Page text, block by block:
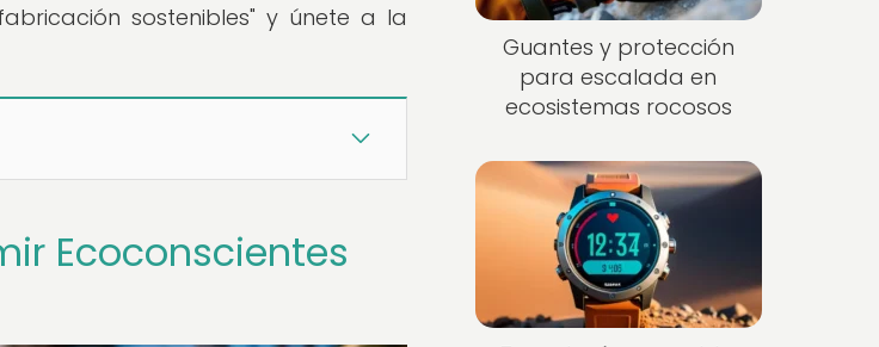
sostenibles" y únete a la
Ecoconscientes
Guantes y protección
para escalada en
ecosistemas rocosos